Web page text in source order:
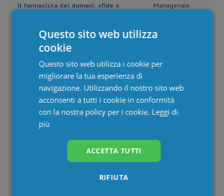
Il farmacista del domani: sfide e
Manageriale
Farmacoeconomia: approcci innovativi
alla gestione delle spese sanitarie
(ed.2026)
Manageriale
La comunicazione con il paziente e il
caregiver familiare in ambito oncologico
(ed.2026)
Multimediale
Mindfulness: lo strumento per il
benessere di professionisti e pazienti
(ed.2026)
Manageriale
Multimediale
individuali al gruppo di lavoro (ed.2026)
dell’emergenza-urgenza (ed.2026)
Questo sito web utilizza
cookie
Questo sito web utilizza i cookie per
migliorare la tua esperienza di
navigazione. Utilizzando il nostro sito web
acconsenti a tutti i cookie in conformità
con la nostra policy per i cookie. Leggi di
più
ACCETTA TUTTI
RIFIUTA